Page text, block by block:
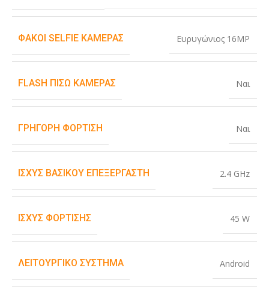
ΦΑΚΟΊ SELFIE ΚΆΜΕΡΑΣ Ευρυγώνιος 16MP
FLASH ΠΊΣΩ ΚΆΜΕΡΑΣ Ναι
ΓΡΉΓΟΡΗ ΦΌΡΤΙΣΗ Ναι
ΙΣΧΎΣ ΒΑΣΙΚΟΎ ΕΠΕΞΕΡΓΑΣΤΉ 2.4 GHz
ΙΣΧΎΣ ΦΌΡΤΙΣΗΣ 45 W
ΛΕΙΤΟΥΡΓΙΚΌ ΣΎΣΤΗΜΑ Android